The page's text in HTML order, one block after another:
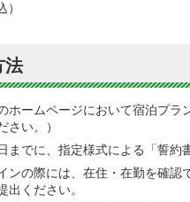
ホームページにおいて宿泊プラ
さい。）
までに、指定様式による「誓約
ンの際には、在住・在勤を確認
出ください。